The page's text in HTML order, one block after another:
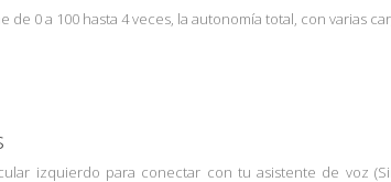
0 a 100 hasta 4 veces, la autonomía total, con varias
izquierdo para conectar con tu asistente de voz